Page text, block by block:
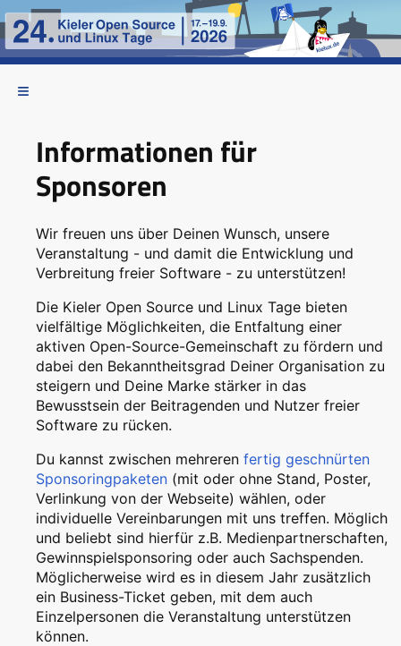
Informationen für
Sponsoren
Wir freuen uns über Deinen Wunsch, unsere
Veranstaltung - und damit die Entwicklung und
Verbreitung freier Software - zu unterstützen!
Die Kieler Open Source und Linux Tage bieten
vielfältige Möglichkeiten, die Entfaltung einer
aktiven Open-Source-Gemeinschaft zu fördern und
dabei den Bekanntheitsgrad Deiner Organisation zu
steigern und Deine Marke stärker in das
Bewusstsein der Beitragenden und Nutzer freier
Software zu rücken.
Du kannst zwischen mehreren fertig geschnürten
Sponsoringpaketen (mit oder ohne Stand, Poster,
Verlinkung von der Webseite) wählen, oder
individuelle Vereinbarungen mit uns treffen. Möglich
und beliebt sind hierfür z.B. Medienpartnerschaften,
Gewinnspielsponsoring oder auch Sachspenden.
Möglicherweise wird es in diesem Jahr zusätzlich
ein Business-Ticket geben, mit dem auch
Einzelpersonen die Veranstaltung unterstützen
können.